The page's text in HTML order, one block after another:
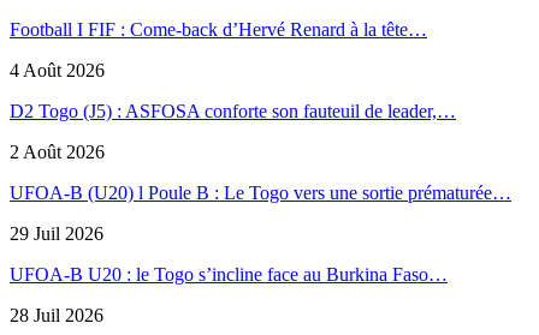
Football I FIF : Come-back d’Hervé Renard à la tête…
4 Août 2026
D2 Togo (J5) : ASFOSA conforte son fauteuil de leader,…
2 Août 2026
UFOA-B (U20) l Poule B : Le Togo vers une sortie prématurée…
29 Juil 2026
UFOA-B U20 : le Togo s’incline face au Burkina Faso…
28 Juil 2026